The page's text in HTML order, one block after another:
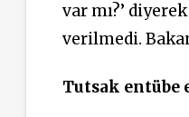
var mı?’
verilmedi.
Tutsak entübe